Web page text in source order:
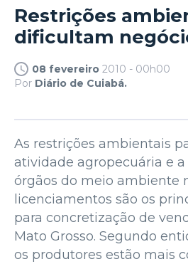
Restrições
dificultam
08 fevereiro 2010 - 00h00
Por Diário de Cuiabá.
As restrições ambientais
atividade agropecuária e
órgãos do meio ambiente
licenciamentos são os
para concretização de
Mato Grosso. Segundo
os produtores estão mais